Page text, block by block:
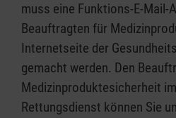
Dieses Projekt wird im
zusammen.digital, dem
Malteser zur Digitalisierung
Bundesamt für
Katastrophenhilfe gefördert.
muss eine Funktions-E-Mail-
Beauftragten für
Internetseite der
gemacht werden. Den
Medizinproduktesicherheit
Rettungsdienst können Sie